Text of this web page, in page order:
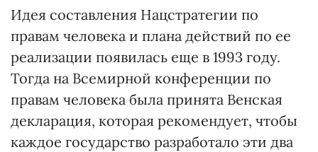
Идея составления Нацстратегии по
правам человека и плана действий по ее
реализации появилась еще в 1993 году.
Тогда на Всемирной конференции по
правам человека была принята Венская
декларация, которая рекомендует, чтобы
каждое государство разработало эти два